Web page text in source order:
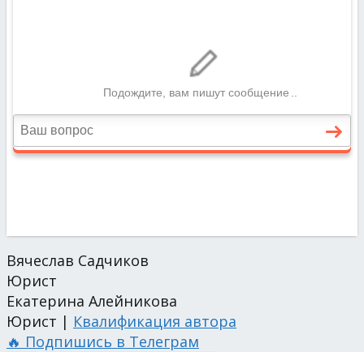
Вячеслав Садчиков
Юрист
Екатерина Алейникова
Юрист | Квалификация автора
🔥 Подпишись в Телеграм